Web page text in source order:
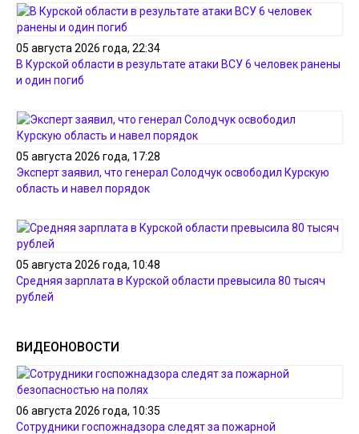
05 августа 2026 года, 22:34
В Курской области в результате атаки ВСУ 6 человек ранены
и один погиб
05 августа 2026 года, 17:28
Эксперт заявил, что генерал Солодчук освободил Курскую
область и навел порядок
05 августа 2026 года, 10:48
Средняя зарплата в Курской области превысила 80 тысяч
рублей
ВИДЕОНОВОСТИ
06 августа 2026 года, 10:35
Сотрудники госпожнадзора следят за пожарной